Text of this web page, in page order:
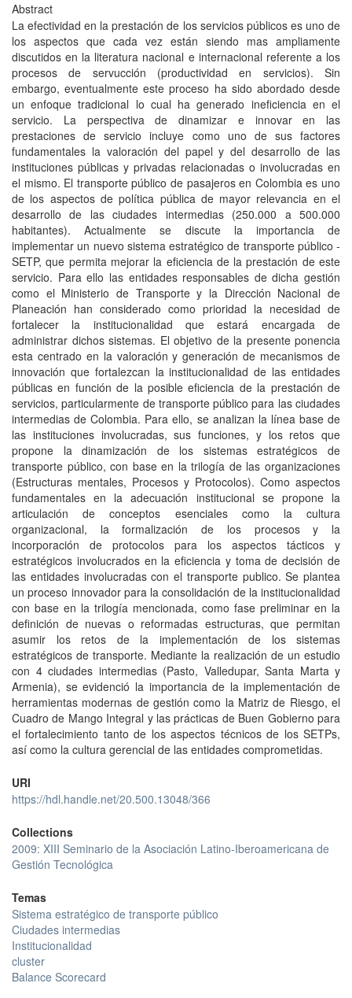
Abstract
La efectividad en la prestación de los servicios públicos es uno de
los aspectos que cada vez están siendo mas ampliamente
discutidos en la literatura nacional e internacional referente a los
procesos de servucción (productividad en servicios). Sin
embargo, eventualmente este proceso ha sido abordado desde
un enfoque tradicional lo cual ha generado ineficiencia en el
servicio. La perspectiva de dinamizar e innovar en las
prestaciones de servicio incluye como uno de sus factores
fundamentales la valoración del papel y del desarrollo de las
instituciones públicas y privadas relacionadas o involucradas en
el mismo. El transporte público de pasajeros en Colombia es uno
de los aspectos de política pública de mayor relevancia en el
desarrollo de las ciudades intermedias (250.000 a 500.000
habitantes). Actualmente se discute la importancia de
implementar un nuevo sistema estratégico de transporte público -
SETP, que permita mejorar la eficiencia de la prestación de este
servicio. Para ello las entidades responsables de dicha gestión
como el Ministerio de Transporte y la Dirección Nacional de
Planeación han considerado como prioridad la necesidad de
fortalecer la institucionalidad que estará encargada de
administrar dichos sistemas. El objetivo de la presente ponencia
esta centrado en la valoración y generación de mecanismos de
innovación que fortalezcan la institucionalidad de las entidades
públicas en función de la posible eficiencia de la prestación de
servicios, particularmente de transporte público para las ciudades
intermedias de Colombia. Para ello, se analizan la línea base de
las instituciones involucradas, sus funciones, y los retos que
propone la dinamización de los sistemas estratégicos de
transporte público, con base en la trilogía de las organizaciones
(Estructuras mentales, Procesos y Protocolos). Como aspectos
fundamentales en la adecuación institucional se propone la
articulación de conceptos esenciales como la cultura
organizacional, la formalización de los procesos y la
incorporación de protocolos para los aspectos tácticos y
estratégicos involucrados en la eficiencia y toma de decisión de
las entidades involucradas con el transporte publico. Se plantea
un proceso innovador para la consolidación de la institucionalidad
con base en la trilogía mencionada, como fase preliminar en la
definición de nuevas o reformadas estructuras, que permitan
asumir los retos de la implementación de los sistemas
estratégicos de transporte. Mediante la realización de un estudio
con 4 ciudades intermedias (Pasto, Valledupar, Santa Marta y
Armenia), se evidenció la importancia de la implementación de
herramientas modernas de gestión como la Matriz de Riesgo, el
Cuadro de Mango Integral y las prácticas de Buen Gobierno para
el fortalecimiento tanto de los aspectos técnicos de los SETPs,
así como la cultura gerencial de las entidades comprometidas.
URI
https://hdl.handle.net/20.500.13048/366
Collections
2009: XIII Seminario de la Asociación Latino-Iberoamericana de
Gestión Tecnológica
Temas
Sistema estratégico de transporte público
Ciudades intermedias
Institucionalidad
cluster
Balance Scorecard